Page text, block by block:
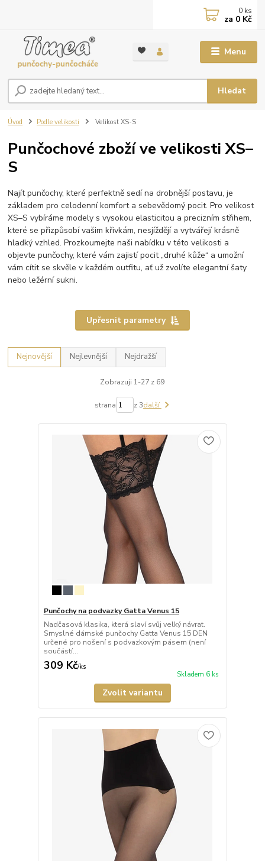
Menu
Hledat
0 ks
za 0 Kč
Úvod Podle velikosti Velikost XS-S
Punčochové zboží ve velikosti XS–
S
Najít punčochy, které perfektně sedí na drobnější postavu, je
základem pro celodenní komfort a sebevědomý pocit. Pro velikost
XS–S vybíráme modely s vysokou elasticitou a precizním střihem,
které se přizpůsobí vašim křivkám, nesjíždějí a vytvářejí krásně
hladký vzhled. Prozkoumejte naši nabídku v této velikosti a
objevte punčochy, které vám zajistí pocit „druhé kůže“ a umožní
vám cítit se skvěle v každém outfitu, ať už zvolíte elegantní šaty
nebo ležérní sukni.
Upřesnit parametry
Nejnovější Nejlevnější Nejdražší
Zobrazuji 1-27 z 69
strana z 3další
Punčochy na podvazky Gatta Venus 15
Nadčasová klasika, která slaví svůj velký návrat.
Smyslné dámské punčochy Gatta Venus 15 DEN
určené pro nošení s podvazkovým pásem (není
součástí...
309 Kč/ks
Skladem 6 ks
Zvolit variantu